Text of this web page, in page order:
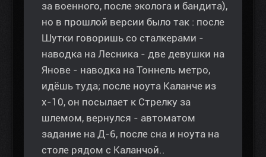
за военного, после эколога и бандита),
но в прошлой версии было так : после
Шутки говоришь со сталкерами -
наводка на Лесника - две девушки на
Янове - наводка на Тоннель метро,
идёшь туда; после ноута Каланче из
х-10, он посылает к Стрелку за
шлемом, вернулся - автоматом
задание на Д-6, после сна и ноута на
столе рядом с Каланчой..